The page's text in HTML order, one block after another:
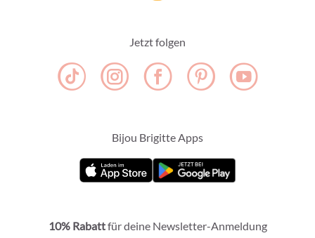
Jetzt folgen
Bijou Brigitte Apps
10% Rabattfür deine Newsletter-Anmeldung